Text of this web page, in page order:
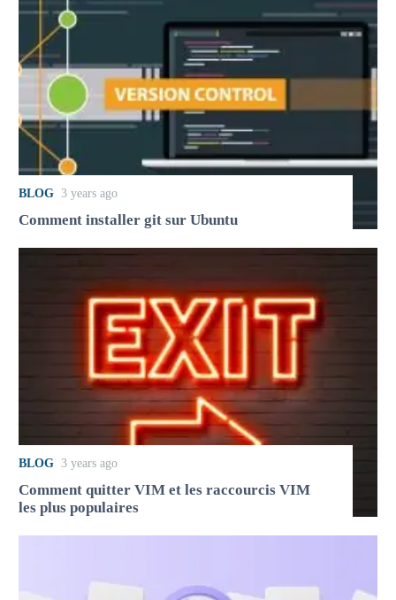
BLOG 3 years ago
Comment installer git sur Ubuntu
BLOG 3 years ago
Comment quitter VIM et les raccourcis VIM
les plus populaires